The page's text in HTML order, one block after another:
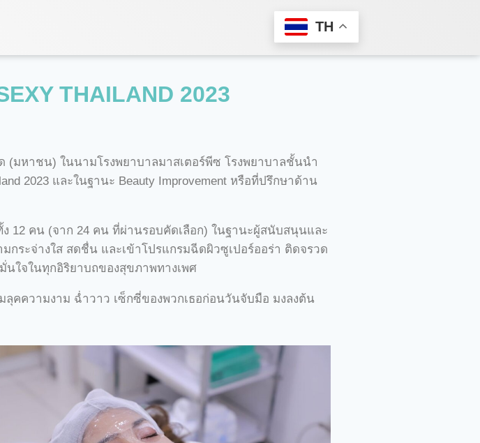
TH
THAILAND 2023
(มหาชน) ในนามโรงพยาบาลมาสเตอร์พีซ โรงพยาบาลชั้นนำ
2023 และในฐานะ Beauty Improvement หรือที่ปรึกษาด้าน
12 คน (จาก 24 คน ที่ผ่านรอบคัดเลือก) ในฐานะผู้สนับสนุนและ
กระจ่างใส สดชื่น และเข้าโปรแกรมฉีดผิวซูเปอร์ออร่า ติดจรวด
ใจในทุกอิริยาบถของสุขภาพทางเพศ
คความงาม ฉ่ำวาว เซ็กซี่ของพวกเธอก่อนวันจับมือ มงลงต้น